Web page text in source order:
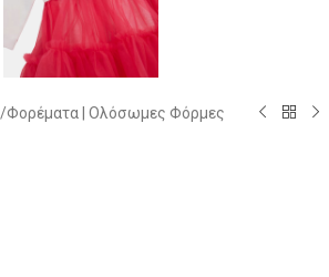
/Φορέματα | Ολόσωμες Φόρμες